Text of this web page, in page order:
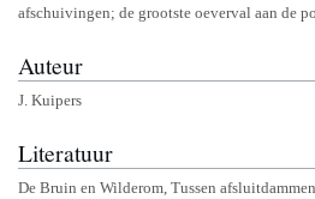
afschuivingen; de grootste oeverval aan de
Auteur
J. Kuipers
Literatuur
De Bruin en Wilderom, Tussen